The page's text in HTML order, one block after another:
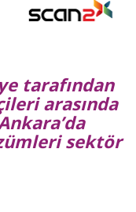
tarafından
arasında
sektör